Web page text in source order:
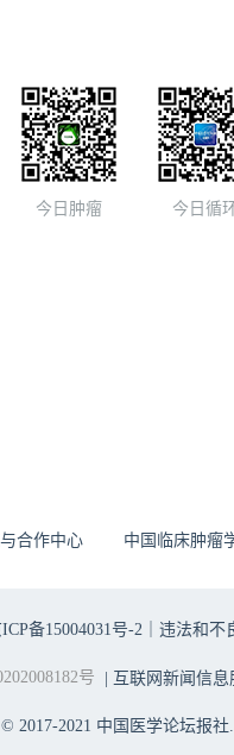
今日肿瘤 今日循
合作中心 中国临床肿瘤
备15004031号-2｜违法和不
号 | 互联网新闻信息
2017-2021 中国医学论坛报社